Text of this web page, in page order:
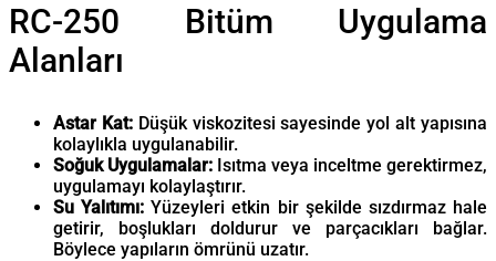
RC-250 Bitüm Uygulama
Alanları
Astar Kat:Düşük viskozitesi sayesinde yol alt yapısına
kolaylıkla uygulanabilir.
Soğuk Uygulamalar: Isıtma veya inceltme gerektirmez,
uygulamayı kolaylaştırır.
Su Yalıtımı: Yüzeyleri etkin bir şekilde sızdırmaz hale
getirir, boşlukları doldurur ve parçacıkları bağlar.
Böylece yapıların ömrünü uzatır.